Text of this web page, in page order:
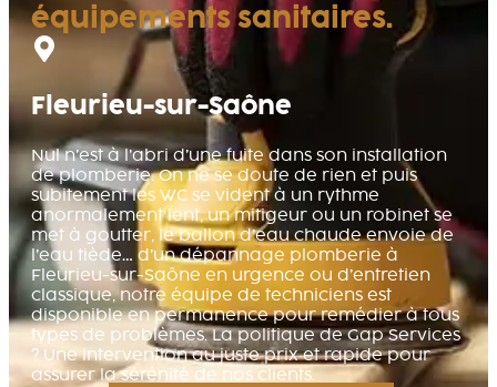
équipements sanitaires.
Fleurieu-sur-Saône
Nul n’est à l’abri d’une fuite dans son installation
de plomberie. On ne se doute de rien et puis
subitement les WC se vident à un rythme
anormalement lent, un mitigeur ou un robinet se
met à goutter, le ballon d’eau chaude envoie de
l’eau tiède… d’un dépannage plomberie à
Fleurieu-sur-Saône en urgence ou d’entretien
classique, notre équipe de techniciens est
disponible en permanence pour remédier à tous
types de problèmes. La politique de Gap Services
? Une intervention au juste prix et rapide pour
assurer la sérénité de nos clients.